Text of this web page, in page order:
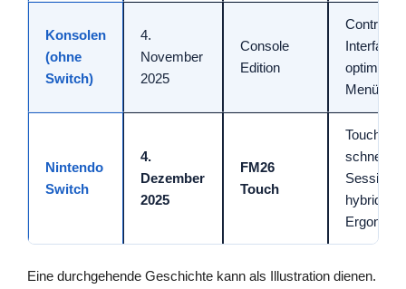
Konsolen
(ohne
Switch)
4.
November
2025
Console
Edition
Controller-
Interface,
optimierte
Menüs
Nintendo
Switch
4.
Dezember
2025
FM26
Touch
schnelle
Sessions,
hybride
Eine durchgehende Geschichte kann als Illustration dienen.